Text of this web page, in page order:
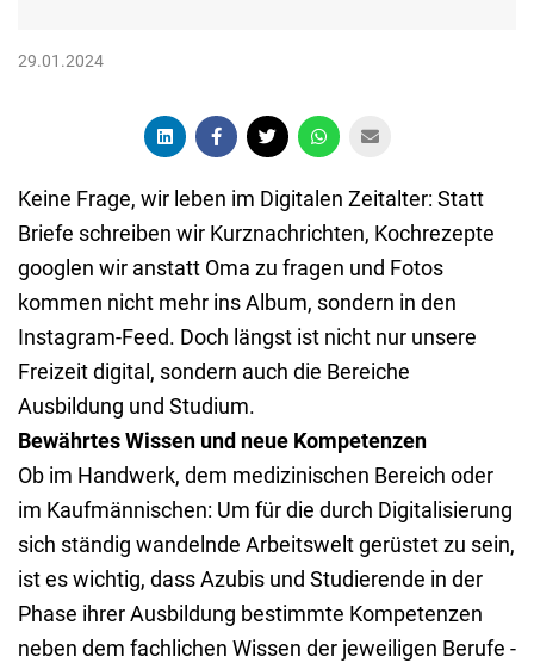
29.01.2024
Keine Frage, wir leben im Digitalen Zeitalter: Statt
Briefe schreiben wir Kurznachrichten, Kochrezepte
googlen wir anstatt Oma zu fragen und Fotos
kommen nicht mehr ins Album, sondern in den
Instagram-Feed. Doch längst ist nicht nur unsere
Freizeit digital, sondern auch die Bereiche
Ausbildung und Studium.
Bewährtes Wissen und neue Kompetenzen
Ob im Handwerk, dem medizinischen Bereich oder
im Kaufmännischen: Um für die durch Digitalisierung
sich ständig wandelnde Arbeitswelt gerüstet zu sein,
ist es wichtig, dass Azubis und Studierende in der
Phase ihrer Ausbildung bestimmte Kompetenzen
neben dem fachlichen Wissen der jeweiligen Berufe -